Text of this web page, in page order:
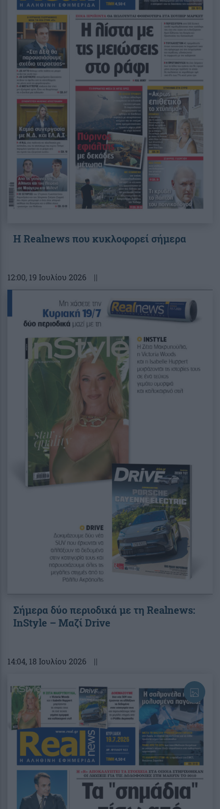
Η Realnews που κυκλοφορεί σήμερα
12:00, 19 Ιουλίου 2026 ||
Σήμερα δύο περιοδικά με τη Realnews:
InStyle – Μαζί Drive
14:04, 18 Ιουλίου 2026 ||